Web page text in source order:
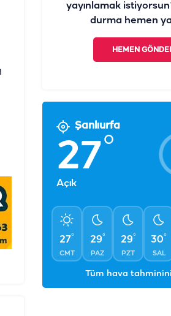
yayınlamak
durma hemen
HEMEN
Şanlıurfa
27°
Açık
27°
CMT
29°
PAZ
29°
PZT
30°
SAL
Tüm hava